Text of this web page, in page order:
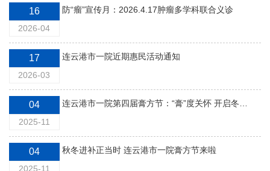
16
2026-04
防“瘤”宣传月：2026.4.17肿瘤多学科联合义诊
17
2026-03
连云港市一院近期惠民活动通知
04
2025-11
04
2025-11
秋冬进补正当时 连云港市一院膏方节来啦